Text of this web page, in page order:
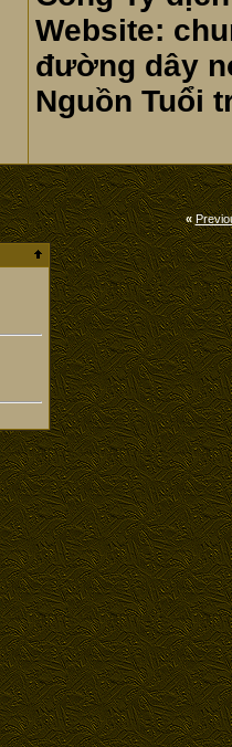
Website:
đường dây
Nguồn Tuổi
«